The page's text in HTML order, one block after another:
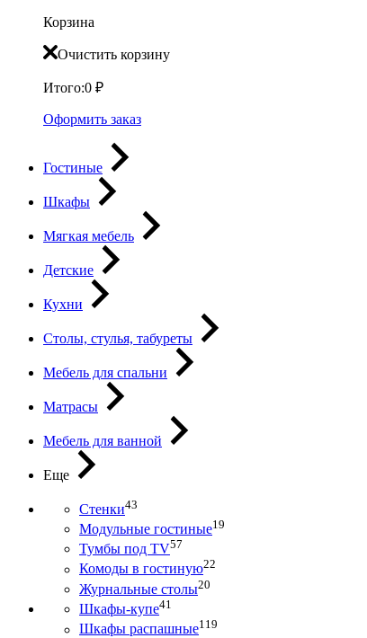
Корзина
Очистить корзину
Итого:0 ₽
Оформить заказ
Гостиные
Шкафы
Мягкая мебель
Детские
Кухни
Столы, стулья, табуреты
Мебель для спальни
Матрасы
Мебель для ванной
Еще
Стенки43
Модульные гостиные19
Тумбы под ТV57
Комоды в гостиную22
Журнальные столы20
Шкафы-купе41
Шкафы распашные119